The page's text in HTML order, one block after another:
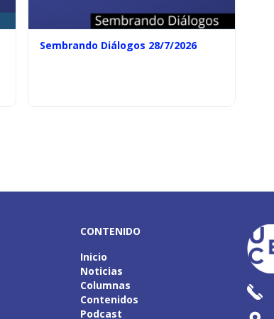
Sembrando Diálogos 28/7/2026
CONTENIDO
Inicio
Noticias
Columnas
Contenidos
Podcast